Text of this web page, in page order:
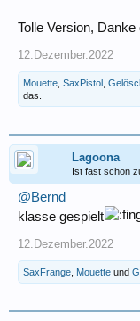
Tolle Version, Danke
12.Dezember.2022
Mouette SaxPistol
das.
Lagoona
Ist fast schon
@Bernd
klasse gespielt
12.Dezember.2022
SaxFrange Mouette und